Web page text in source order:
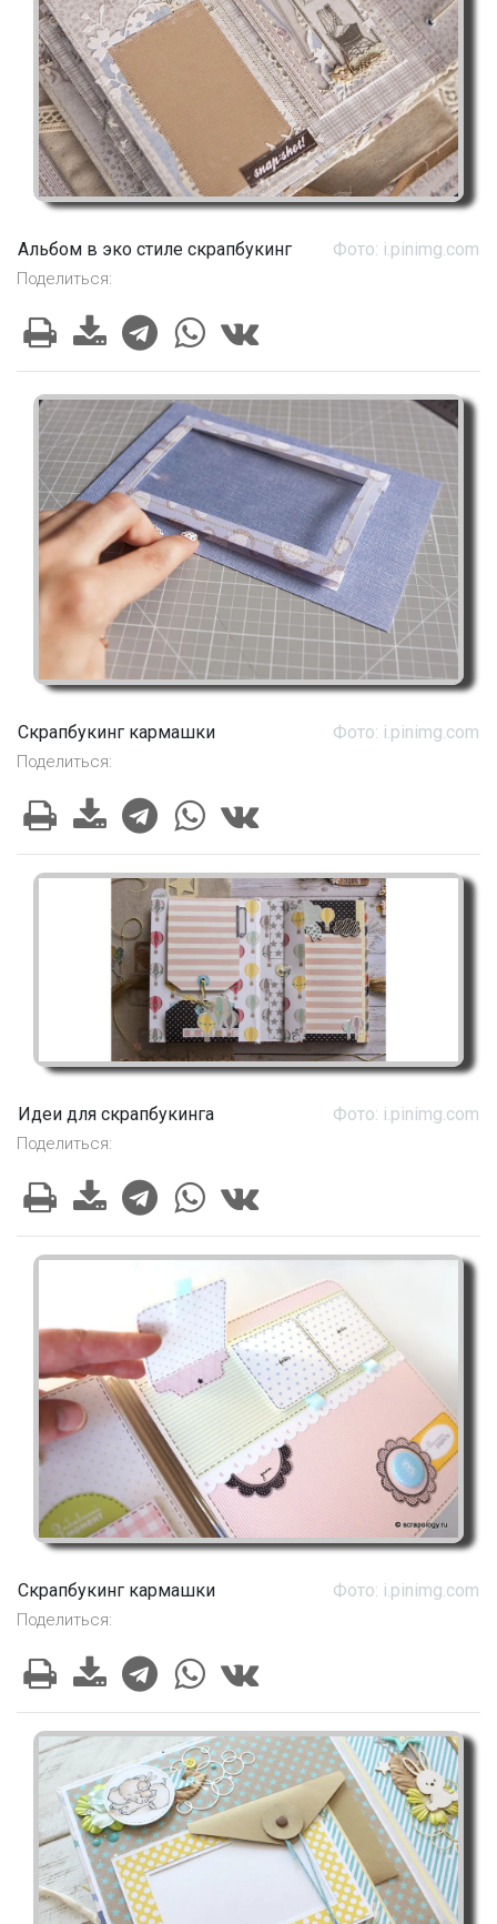
Альбом в эко стиле скрапбукинг Фото: i.pinimg.com
Поделиться:
Скрапбукинг кармашки Фото: i.pinimg.com
Поделиться:
Идеи для скрапбукинга Фото: i.pinimg.com
Поделиться:
Скрапбукинг кармашки Фото: i.pinimg.com
Поделиться: